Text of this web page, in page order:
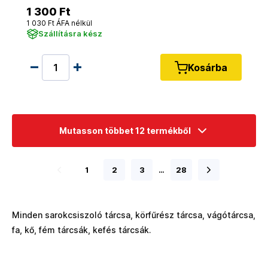
1 300 Ft
1 030 Ft ÁFA nélkül
Szállításra kész
Kosárba
Mutasson többet 12 termékből
1 2 3 … 28
Minden sarokcsiszoló tárcsa, körfűrész tárcsa, vágótárcsa,
fa, kő, fém tárcsák, kefés tárcsák.